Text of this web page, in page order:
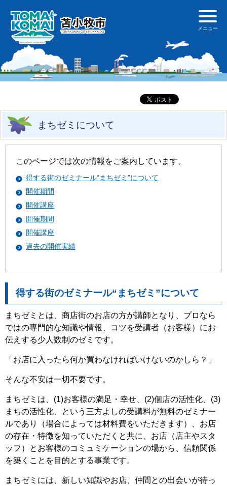
まちゼミについて
このページでは次の情報をご案内しています。
得する街のゼミナール“まちゼミ”について
開催期間
開催講座
開催期間
開催講座
過去の開催実績
得する街のゼミナール“まちゼミ”について
まちゼミとは、商店街のお店の方が講師となり、プロなら
ではの専門的な知識や情報、コツを受講者（お客様）にお
伝えする少人数制のゼミです。
「お店に入ったら何か買わなければいけないのかしら？」
そんな不安は一切不要です。
まちゼミは、(1)お客様の満足・幸せ、(2)個店の活性化、(3)
まちの活性化、という三方よしの受講料が無料のゼミナー
ルであり（場合によっては材料費をいただきます）、お店
の存在・特徴を知っていただくと共に、お店（店主やスタ
ッフ）とお客様のコミュミケーションの場から、信頼関係
を築くことを目的とする事業です。
まちゼミには、新しい知識やお店、仲間との出会いが待っ